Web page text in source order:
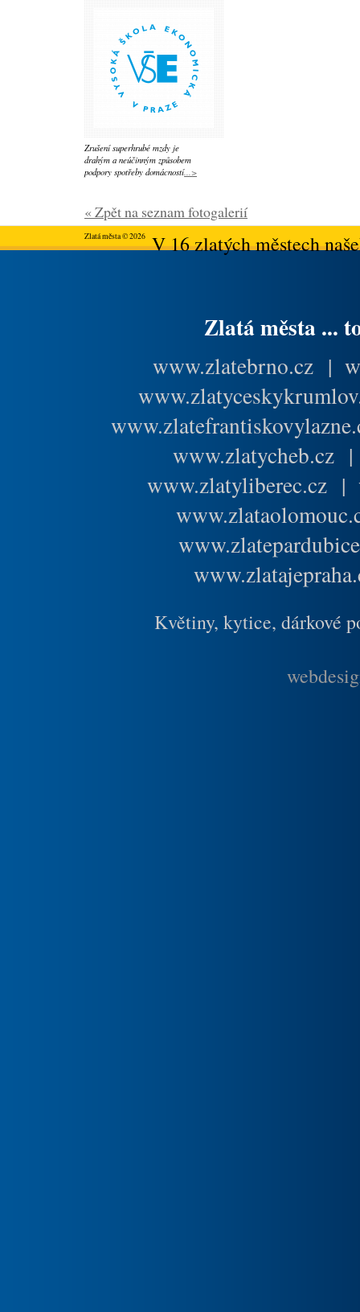
Zrušení superhrubé mzdy je
drahým a neúčinným způsobem
podpory spotřeby domácností...>
« Zpět na seznam fotogalerií
Zlatá města © 2026V 16 zlatých městech
Zlatá města ...
www.zlatebrno.cz |
www.zlatycheb.cz
www.zlatyliberec.cz |
Květiny, kytice, dárkové